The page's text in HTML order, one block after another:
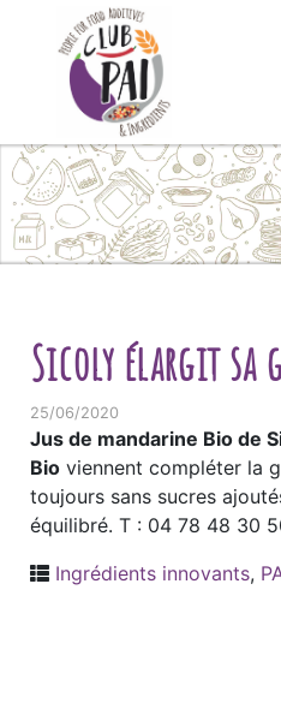
Skip to content
Sicoly élargit sa
25/06/2020
Jus de mandarine Bio de
Bio viennent compléter la
toujours sans sucres
équilibré. T : 04 78 48 30
Ingrédients innovants,